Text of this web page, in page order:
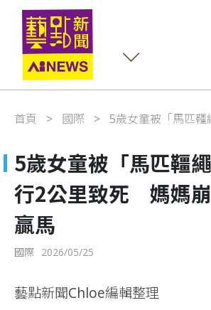
首頁 國際 5歲女童被「馬匹韁
5歲女童被「馬匹韁
行2公里致死 媽媽
贏馬
國際 2026/05/25
藝點新聞Chloe編輯整理